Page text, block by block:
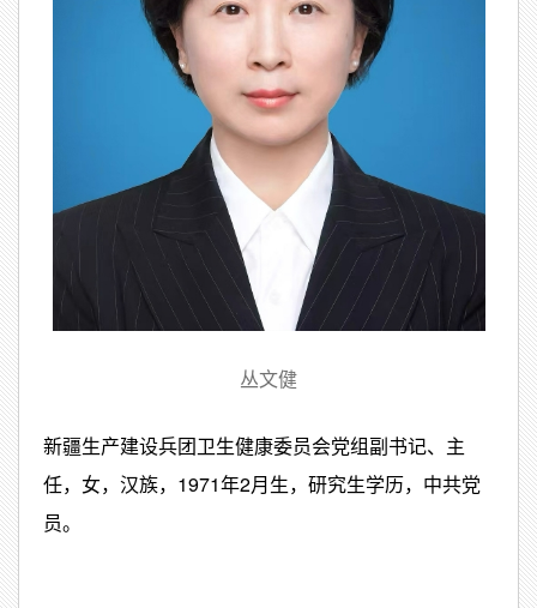
丛文健
新疆生产建设兵团卫生健康委员会党组副书记、主
任，女，汉族，1971年2月生，研究生学历，中共党
员。